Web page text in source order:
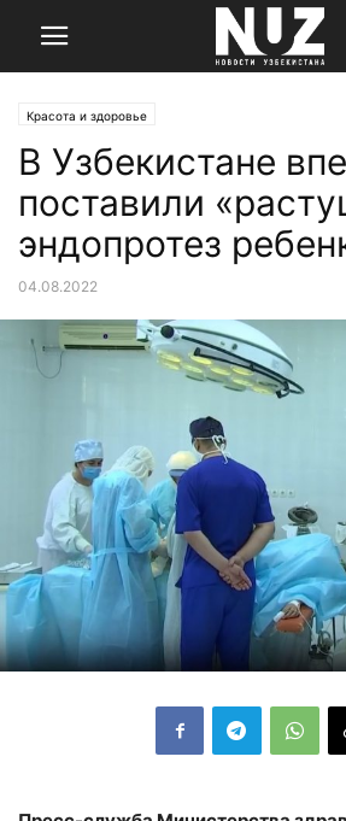
Красота и здоровье
В Узбекистане
поставили
эндопротез
04.08.2022